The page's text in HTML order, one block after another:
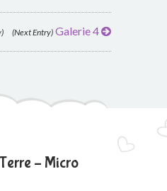
(Next Entry) Galerie 4
– Micro